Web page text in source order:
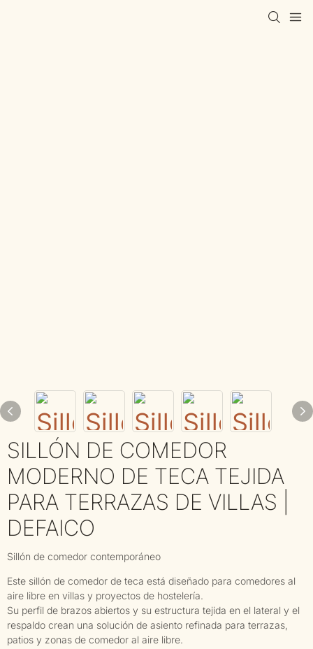
SILLÓN DE COMEDOR
MODERNO DE TECA TEJIDA
PARA TERRAZAS DE VILLAS |
DEFAICO
Sillón de comedor contemporáneo
Este sillón de comedor de teca está diseñado para comedores al
aire libre en villas y proyectos de hostelería.
Su perfil de brazos abiertos y su estructura tejida en el lateral y el
respaldo crean una solución de asiento refinada para terrazas,
patios y zonas de comedor al aire libre.